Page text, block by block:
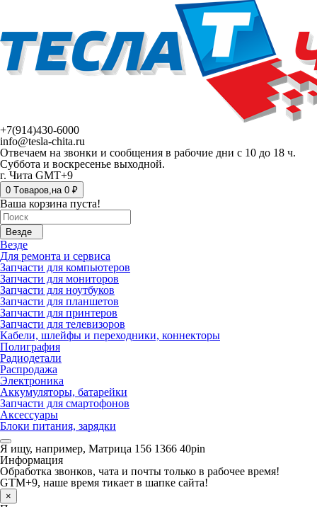
+7(914)430-6000
info@tesla-chita.ru
Отвечаем на звонки и сообщения в рабочие дни с 10 до 18 ч.
Суббота и воскресенье выходной.
г. Чита GMT+9
0 Tоваров,на 0 ₽
Ваша корзина пуста!
Везде
Везде
Для ремонта и сервиса
Запчасти для компьютеров
Запчасти для мониторов
Запчасти для ноутбуков
Запчасти для планшетов
Запчасти для принтеров
Запчасти для телевизоров
Кабели, шлейфы и переходники, коннекторы
Полиграфия
Радиодетали
Распродажа
Электроника
Аккумуляторы, батарейки
Запчасти для смартофонов
Аксессуары
Блоки питания, зарядки
Я ищу, например, Матрица 156 1366 40pin
Информация
Обработка звонков, чата и почты только в рабочее время!
GTM+9, наше время тикает в шапке сайта!
×